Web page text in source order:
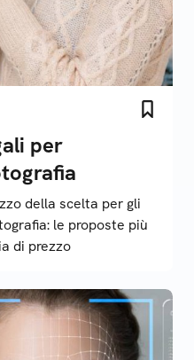
per
della scelta per gli
le proposte più
di prezzo